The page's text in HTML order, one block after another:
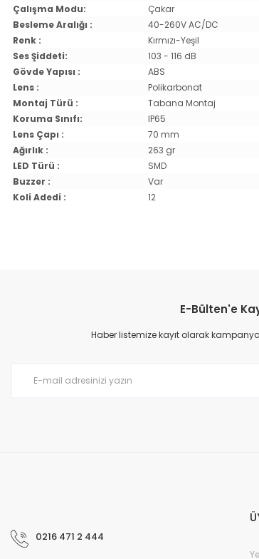
Çalışma Modu:
Çakar
Besleme Aralığı :
40-260V AC/DC
Renk :
Kırmızı-Yeşil
Ses Şiddeti:
103 - 116 dB
Gövde Yapısı :
ABS
Lens :
Polikarbonat
Montaj Türü :
Tabana Montaj
Koruma Sınıfı:
IP65
Lens Çapı :
70 mm
Ağırlık :
263 gr
LED Türü :
SMD
Buzzer :
Var
Koli Adedi :
12
Ürün resmi kalitesiz, bozuk veya görüntülenemiyor.
Ürün açıklamasında eksik bilgiler bulunuyor.
E-Bülten'e
Haber listemize kayıt olarak
0216 471 2 444